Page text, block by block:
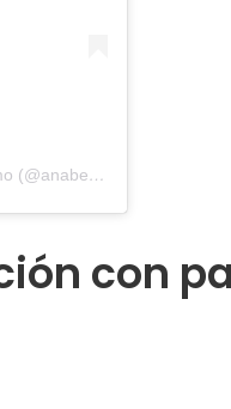
Una publicación compartida por Anabel Cornago| Recursos Autismo (@anabelcornago)
con